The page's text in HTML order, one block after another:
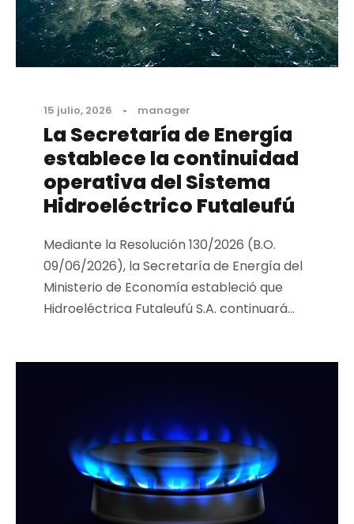
15 julio, 2026 • manager
La Secretaría de Energía
establece la continuidad
operativa del Sistema
Hidroeléctrico Futaleufú
Mediante la Resolución 130/2026 (B.O.
09/06/2026), la Secretaría de Energía del
Ministerio de Economía estableció que
Hidroeléctrica Futaleufú S.A. continuará...